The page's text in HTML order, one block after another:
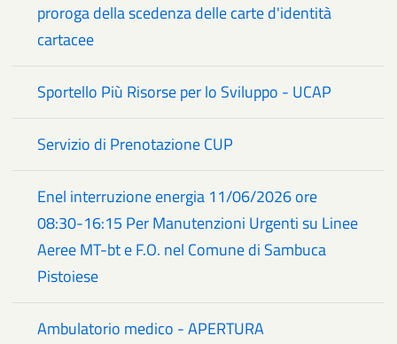
proroga della scedenza delle carte d'identità
cartacee
Sportello Più Risorse per lo Sviluppo - UCAP
Servizio di Prenotazione CUP
Enel interruzione energia 11/06/2026 ore
08:30-16:15 Per Manutenzioni Urgenti su Linee
Aeree MT-bt e F.O. nel Comune di Sambuca
Pistoiese
Ambulatorio medico - APERTURA